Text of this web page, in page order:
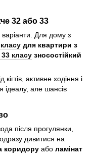
32 або 33
Для дому з
для квартири з
33 класу зносостійкий
активне ходіння і
ідеалу, але шансів
після прогулянки,
дивитися на
коридору або ламінат